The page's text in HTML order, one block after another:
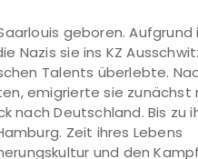
geboren. Aufgrund
Nazis sie ins KZ
Talents überlebte.
emigrierte sie zunächst
nach Deutschland. Bis zu
Zeit ihres Lebens
und den